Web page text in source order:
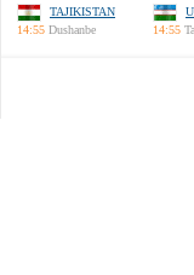
TAJIKISTAN
14:55 Dushanbe
14:55